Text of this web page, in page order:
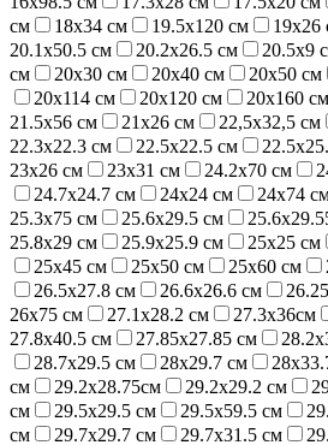
см
18х34 см 19.5х120 см 19х26
20.1х50.5 см
20.2х26.5 см 20.5х9
см
20х30 см 20х40 см 20х50 см
20х114 см
20х120 см 20х160 см
21.5х56 см
21х26 см 22,5х32,5 см
22.3х22.3 см
22.5х22.5 см
23х26 см
23х31 см 24.2х70 см
24.7х24.7 см
24х24 см 24х74
25.3х75 см
25.6х29.5 см
25.8х29 см
25.9х25.9 см 25х25 см
25х45 см
25х50 см 25х60 см
26.5х27.8 см
26.6х26.6 см
26х75 см
27.1х28.2 см 27.3х36см
27.8х40.5 см
27.85х27.85 см
28.7х29.5 см
28х29.7 см
см
29.2х28.75см 29.2х29.2 см
см
29.5х29.5 см 29.5х59.5 см
см
29.7х29.7 см 29.7х31.5 см